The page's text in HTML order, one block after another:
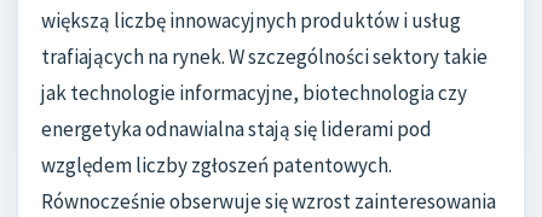
większą liczbę innowacyjnych produktów i usług
trafiających na rynek. W szczególności sektory takie
jak technologie informacyjne, biotechnologia czy
energetyka odnawialna stają się liderami pod
względem liczby zgłoszeń patentowych.
Równocześnie obserwuje się wzrost zainteresowania